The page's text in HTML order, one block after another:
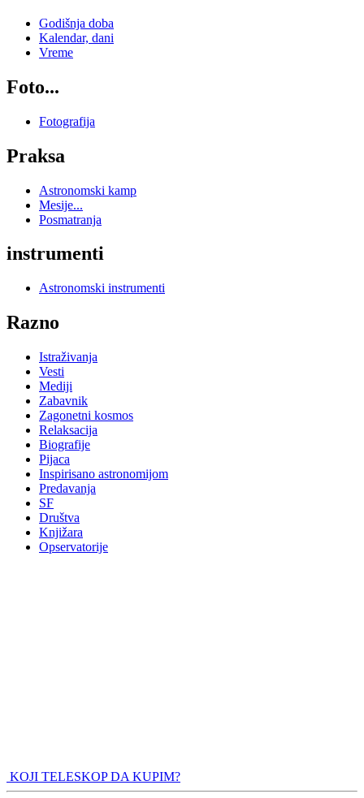
Godišnja doba
Kalendar, dani
Vreme
Foto...
Fotografija
Praksa
Astronomski kamp
Mesije...
Posmatranja
instrumenti
Astronomski instrumenti
Razno
Istraživanja
Vesti
Mediji
Zabavnik
Zagonetni kosmos
Relaksacija
Biografije
Pijaca
Inspirisano astronomijom
Predavanja
SF
Društva
Knjižara
Opservatorije
KOJI TELESKOP DA KUPIM?